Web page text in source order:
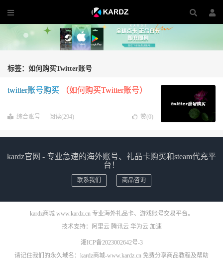
标签：如何购买Twitter账号
twitter账号购买 （如何购买Twitter账号）
综合账号 阅读(294) 赞(0)
kardz官网 - 专业急速的海外账号、礼品卡购买和steam代充平
台！
联系我们 商品咨询
kardz商城 www.kardz.cn 专业海外礼品卡、游戏账号交易平台。
技术支持：
阿里云 腾讯云 华为云加速
湘ICP备2023002642号-3
请记住我们的永久域名：kardz商城-www.kardz.cn 免费分享商品教程及帮助